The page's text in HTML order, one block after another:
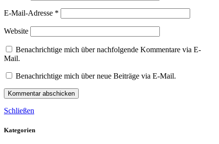
E-Mail-Adresse *
Website
Benachrichtige mich über nachfolgende Kommentare via E-
Mail.
Benachrichtige mich über neue Beiträge via E-Mail.
Schließen
Kategorien